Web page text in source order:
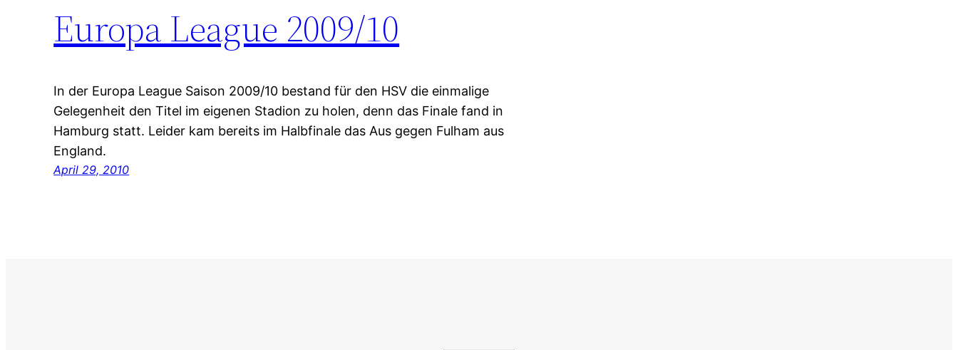
Europa League 2009/10
In der Europa League Saison 2009/10 bestand für den HSV die einmalige
Gelegenheit den Titel im eigenen Stadion zu holen, denn das Finale fand in
Hamburg statt. Leider kam bereits im Halbfinale das Aus gegen Fulham aus
England.
April 29, 2010